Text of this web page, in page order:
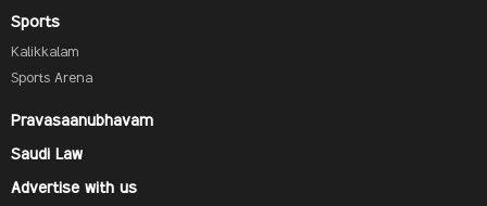
Sports
Kalikkalam
Sports Arena
Pravasaanubhavam
Saudi Law
Advertise with us